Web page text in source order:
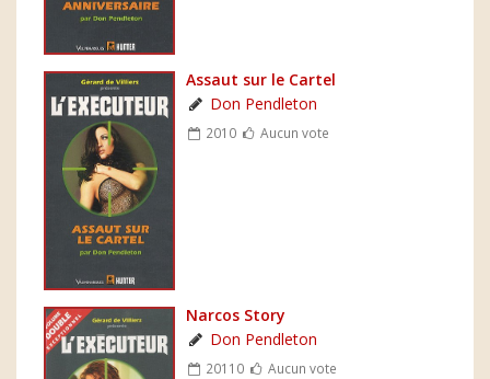
Assaut sur le Cartel
Don Pendleton
2010 Aucun vote
Narcos Story
Don Pendleton
20110 Aucun vote